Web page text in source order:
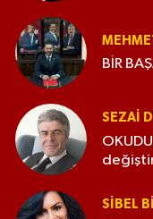
BİR
SEZAI
SIBEL